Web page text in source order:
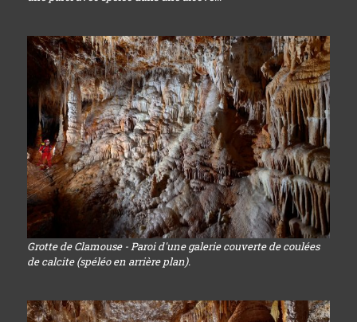
Grotte de Clamouse - Paroi d'une galerie couverte de coulées
de calcite (spéléo en arrière plan).